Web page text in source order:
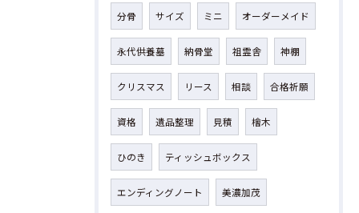
分骨 サイズ ミニ オーダーメイド
永代供養墓 納骨堂 祖霊舎 神棚
クリスマス リース 相談 合格祈願
資格 遺品整理 見積 檜木
ひのき ティッシュボックス
エンディングノート 美濃加茂